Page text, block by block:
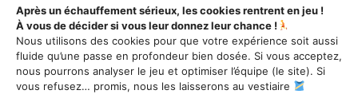
Après un échauffement sérieux, les cookies rentrent en jeu !
À vous de décider si vous leur donnez leur chance !
Nous utilisons des cookies pour que votre expérience soit aussi
fluide qu’une passe en profondeur bien dosée. Si vous acceptez,
nous pourrons analyser le jeu et optimiser l’équipe (le site). Si
vous refusez… promis, nous les laisserons au vestiaire
AUTRES INFORMATIONS
Toutes les actualités
Mentions légales